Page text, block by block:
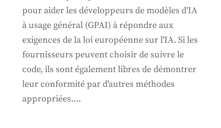
pour aider les développeurs de modèles d'IA
à usage général (GPAI) à répondre aux
exigences de la loi européenne sur l'IA. Si les
fournisseurs peuvent choisir de suivre le
code, ils sont également libres de démontrer
leur conformité par d'autres méthodes
appropriées....